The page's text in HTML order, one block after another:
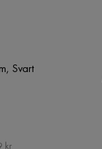
Svart
kr